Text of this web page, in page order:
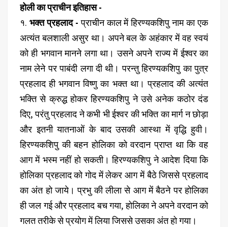
होली का प्राचीन इतिहास -
१. भक्त प्रहलाद -प्राचीन काल में हिरण्यकशिपु नाम का एक
अत्यंत बलशाली असुर था। अपने बल के अहंकार में वह स्वयं
को ही भगवान मानने लगा था। उसने अपने राज्य में ईश्वर का
नाम लेने पर पाबंदी लगा दी थी। परन्तु हिरण्यकशिपु का पुत्र
प्रहलाद ही भगवान विष्णु का भक्त था। प्रहलाद की अत्यंत
भक्ति से क्रुद्ध होकर हिरण्यकशिपु ने उसे अनेक कठोर दंड
दिए, परंतु प्रहलाद ने कभी भी ईश्वर की भक्ति का मार्ग न छोड़ा
और इतनी यातनाओं के बाद उसकी आस्था में वृद्धि हुवी।
हिरण्यकशिपु की बहन होलिका को वरदान प्राप्त था कि वह
आग में भस्म नहीं हो सकती। हिरण्यकशिपु ने आदेश दिया कि
होलिका प्रहलाद को गोद में लेकर आग में बैठे जिससे प्रहलाद
का अंत हो जाये। प्रभु की लीला से आग में बैठने पर होलिका
ही जल गई और प्रहलाद बच गया, होलिका ने अपने वरदान को
गलत तरीके से प्रयोग में लिया जिससे उसका अंत हो गया।